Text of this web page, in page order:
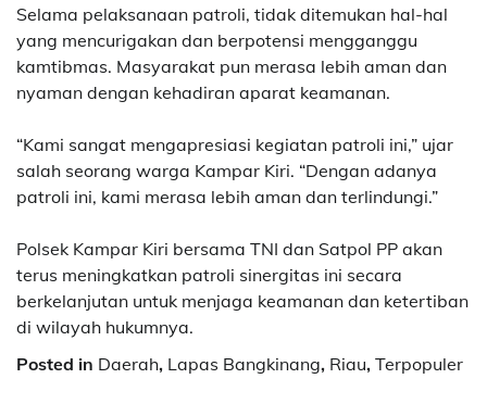
Selama pelaksanaan patroli, tidak ditemukan hal-hal
yang mencurigakan dan berpotensi mengganggu
kamtibmas. Masyarakat pun merasa lebih aman dan
nyaman dengan kehadiran aparat keamanan.
“Kami sangat mengapresiasi kegiatan patroli ini,” ujar
salah seorang warga Kampar Kiri. “Dengan adanya
patroli ini, kami merasa lebih aman dan terlindungi.”
Polsek Kampar Kiri bersama TNI dan Satpol PP akan
terus meningkatkan patroli sinergitas ini secara
berkelanjutan untuk menjaga keamanan dan ketertiban
di wilayah hukumnya.
Posted in Daerah, Lapas Bangkinang, Riau, Terpopuler